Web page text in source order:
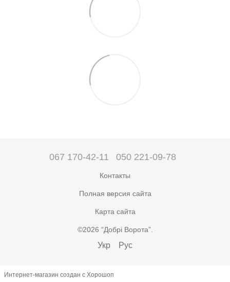
067 170-42-11 050 221-09-78
Контакты
Полная версия сайта
Карта сайта
©2026 “Добрі Ворота”.
Укр Рус
Интернет-магазин создан с Хорошоп